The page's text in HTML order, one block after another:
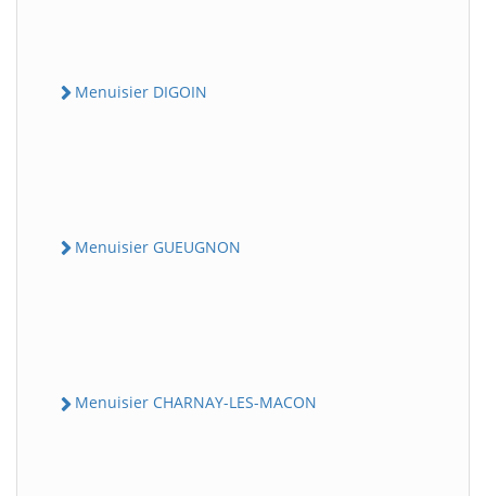
Menuisier DIGOIN
Menuisier GUEUGNON
Menuisier CHARNAY-LES-MACON